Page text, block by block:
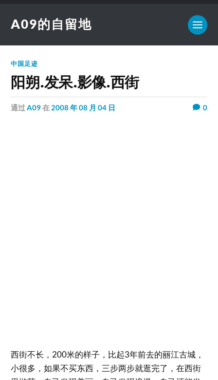
A09的自留地
中国足迹
阳朔.发呆.影像.西街
通过A09在 2008 年 08 月 04 日 0
西街不长，200米的样子，比起3年前去的丽江古城，
小很多，如果不买东西，三步两步就逛完了，在西街